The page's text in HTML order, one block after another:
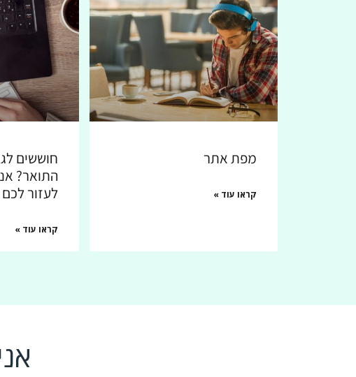
מפת אתר
קראו עוד »
חוששים
התואר?
לעזור לכם
קראו עוד »